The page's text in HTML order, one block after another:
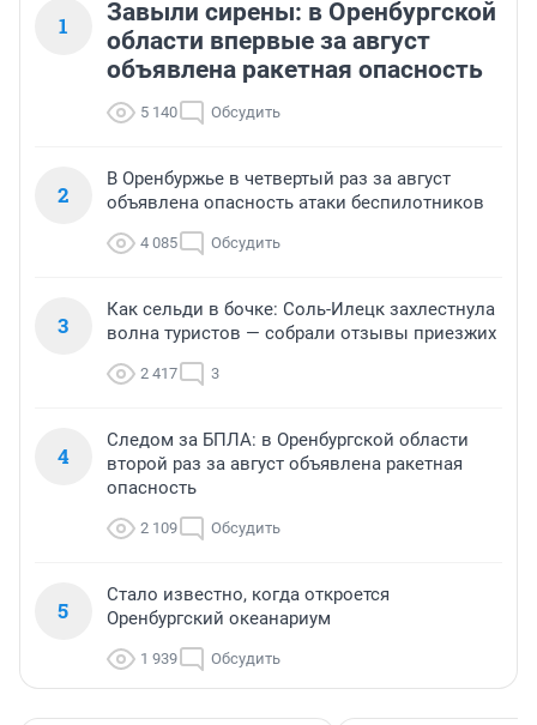
1
Завыли сирены: в Оренбургской
области впервые за август
объявлена ракетная опасность
5 140 Обсудить
2
В Оренбуржье в четвертый раз за август
объявлена опасность атаки беспилотников
4 085 Обсудить
3
Как сельди в бочке: Соль-Илецк захлестнула
волна туристов — собрали отзывы приезжих
2 417 3
4
Следом за БПЛА: в Оренбургской области
второй раз за август объявлена ракетная
опасность
2 109 Обсудить
5
Стало известно, когда откроется
Оренбургский океанариум
1 939 Обсудить